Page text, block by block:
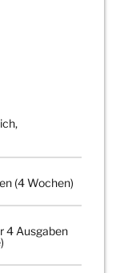
(4 Wochen)
4 Ausgaben